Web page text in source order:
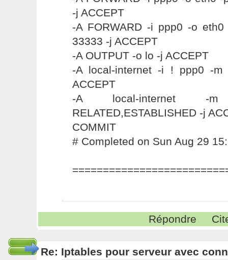
-j ACCEPT
-A FORWARD -i ppp0 -o
33333 -j ACCEPT
-A OUTPUT -o lo -j ACCEPT
-A local-internet -i ! ppp0 -
ACCEPT
-A local-internet -
RELATED,ESTABLISHED -j
COMMIT
# Completed on Sun Aug 29
Répondre
Re: Iptables pour serveur avec